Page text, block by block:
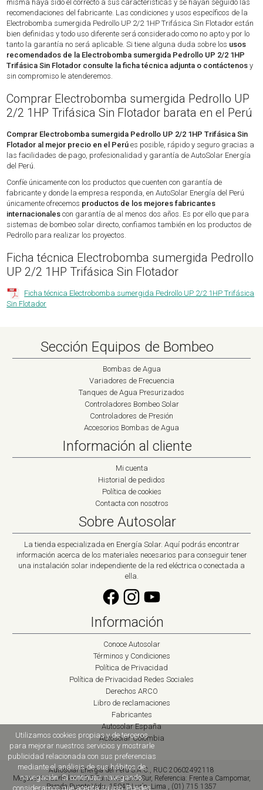
misma haya sido el correcto a sus características y se hayan seguido las
recomendaciones del fabricante. Las condiciones y usos específicos de la
Electrobomba sumergida Pedrollo UP 2/2 1HP Trifásica Sin Flotador están
bien definidas y todo uso diferente será considerado como no apto y por lo
tanto la garantía no será aplicable. Si tiene alguna duda sobre los usos
recomendados de la Electrobomba sumergida Pedrollo UP 2/2 1HP
Trifásica Sin Flotador consulte la ficha técnica adjunta o contáctenos y
sin compromiso le atenderemos.
Comprar Electrobomba sumergida Pedrollo UP
2/2 1HP Trifásica Sin Flotador barata en el Perú
Comprar Electrobomba sumergida Pedrollo UP 2/2 1HP Trifásica Sin
Flotador al mejor precio en el Perú es posible, rápido y seguro gracias a
las facilidades de pago, profesionalidad y garantía de AutoSolar Energía
del Perú.
Confíe únicamente con los productos que cuenten con garantía de
fabricante y donde la empresa responda, en AutoSolar Energía del Perú
únicamente ofrecemos productos de los mejores fabricantes
internacionales con garantía de al menos dos años. Es por ello que para
sistemas de bombeo solar directo, confiamos también en los productos de
Pedrollo para realizar los proyectos.
Ficha técnica Electrobomba sumergida Pedrollo
UP 2/2 1HP Trifásica Sin Flotador
Ficha técnica Electrobomba sumergida Pedrollo UP 2/2 1HP Trifásica
Sin Flotador
Sección Equipos de Bombeo
Bombas de Agua
Variadores de Frecuencia
Tanques de Agua Presurizados
Controladores Bombeo Solar
Controladores de Presión
Accesorios Bombas de Agua
Información al cliente
Mi cuenta
Historial de pedidos
Política de cookies
Contacta con nosotros
Sobre Autosolar
La tienda especializada en Energía Solar. Aquí podrás encontrar
información acerca de los materiales necesarios para conseguir tener
una instalación solar independiente de la red eléctrica o conectada a
ella.
Información
Conoce Autosolar
Términos y Condiciones
Política de Privacidad
Política de Privacidad Redes Sociales
Derechos ARCO
Libro de reclamaciones
Fabricantes
Autosolar España
Autosolar Colombia
Autosolar Energía del Perú S.A.C., RUC 20602492118
Megacentro Lurín km 29,5 Panamericana Sur, Referencia: Frente a Campomar,
Parada Puente Vidu,15047 Lurín, Lima , (01) 715 1357
Utilizamos cookies propias y de terceros
para mejorar nuestros servicios y mostrarle
publicidad relacionada con sus preferencias
mediante el análisis de sus hábitos de
navegación. Si continuas navegando,
consideramos que acepta su uso. Puedes